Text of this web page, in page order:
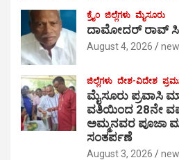
ಕ್ರೈಂ ಜಿಲ್ಲೆಗಳು ಮೈಸೂರು
ದಾಮೋದರ್ ರಾವ್
August 4, 2026
ಜಿಲ್ಲೆಗಳು ದೇಶ-ವಿದೇಶ
ಮೈಸೂರು ಪ್ರವಾಸಿ
ವತಿಯಿಂದ 28ನೇ
ಅಮ್ಮನವರ ಪೂಜಾ
ಸಂತರ್ಪಣೆ
August 3, 2026